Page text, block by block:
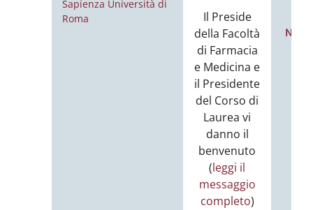
Il Preside
della Facoltà
di Farmacia
e Medicina e
il Presidente
del Corso di
Laurea vi
danno il
benvenuto
(leggi il
messaggio
completo)